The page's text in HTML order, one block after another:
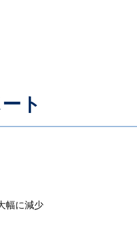
ト
幅に減少